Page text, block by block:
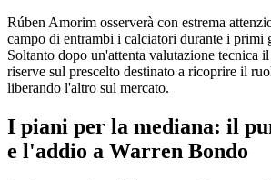
Rúben Amorim osserverà con estrema
campo di entrambi i calciatori durante i primi
Soltanto dopo un'attenta valutazione tecnica
riserve sul prescelto destinato a ricoprire il
liberando l'altro sul mercato.
I piani per la mediana: il
e l'addio a Warren Bondo